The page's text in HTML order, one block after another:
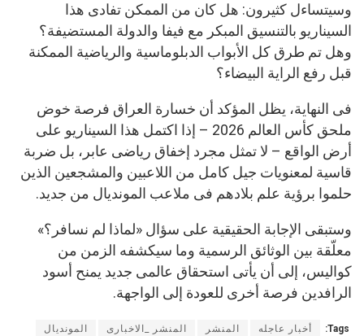
وسيتساءل كثيرون: هل كان من الممكن تفادى هذا
السيناريو بالتنسيق المبكر مع فيفا والدولة المستضيفة؟
وهل تم طرق كل الأبواب الدبلوماسية والرياضية الممكنة
قبل رفع الراية البيضاء؟
فى النهاية، يظل المؤكد أن خسارة العراق فرصة خوض
ملحق كأس العالم 2026 – إذا اكتمل هذا السيناريو على
أرض الواقع – لا تمثل مجرد إخفاق رياضى عابر، بل ضربة
قاسية لمعنويات جيل كامل من اللاعبين والمشجعين الذين
حلموا برؤية علم بلادهم فى ملاعب المونديال من جديد.
وستبقى الإجابة الحقيقية على سؤال «لماذا لم نسافر؟»
معلّقة بين الوثائق الرسمية وما سيكشفه الزمن من
كواليس، إلى أن يأتى استحقاق عالمى جديد يمنح أسود
الرافدين فرصة أخرى للعودة إلى الواجهة.
Tags: أخبار عاجله المنشر المنشر _الاخبارى المونديال